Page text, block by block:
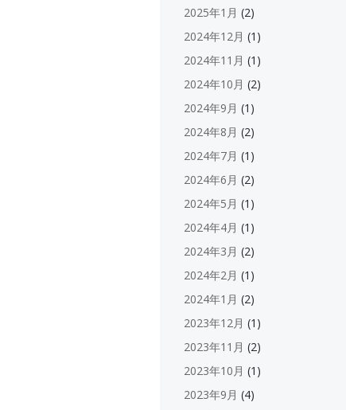
2025年1月 (2)
2024年12月 (1)
2024年11月 (1)
2024年10月 (2)
2024年9月 (1)
2024年8月 (2)
2024年7月 (1)
2024年6月 (2)
2024年5月 (1)
2024年4月 (1)
2024年3月 (2)
2024年2月 (1)
2024年1月 (2)
2023年12月 (1)
2023年11月 (2)
2023年10月 (1)
2023年9月 (4)